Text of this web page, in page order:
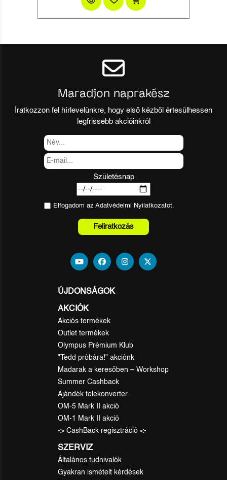
Maradjon naprakész
Íratkozzon fel hírlevelünkre, hogy első kézből értesülhessen
legfrissebb akcióinkról
Születésnap
Elfogadom az Adatvédelmi Nyilatkozatot.
Feliratkozás
ÚJDONSÁGOK
AKCIÓK
Akciós termékek
Outlet termékek
Olympus Prémium Klub
"Tedd próbára!" akciónk
Madarak a keresőben – Workshop
Summer Cashback
Ajándék telekonverter
OM-5 Mark II akció
OM-1 Mark II akció
-> CashBack regisztráció <-
SZERVIZ
Általános tudnivalók
Gyakran ismételt kérdések